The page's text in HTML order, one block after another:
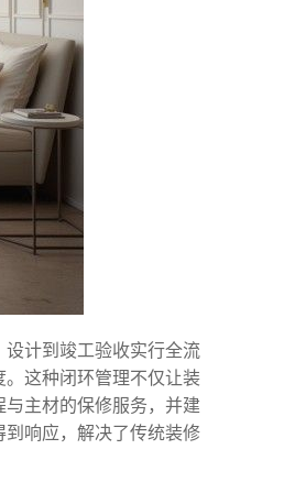
计到竣工验收实行全流
这种闭环管理不仅让装
主材的保修服务，并建
响应，解决了传统装修